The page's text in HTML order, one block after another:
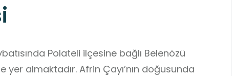
Polateli ilçesine bağlı Belenözü
yer almaktadır. Afrin Çayı’nın doğusunda